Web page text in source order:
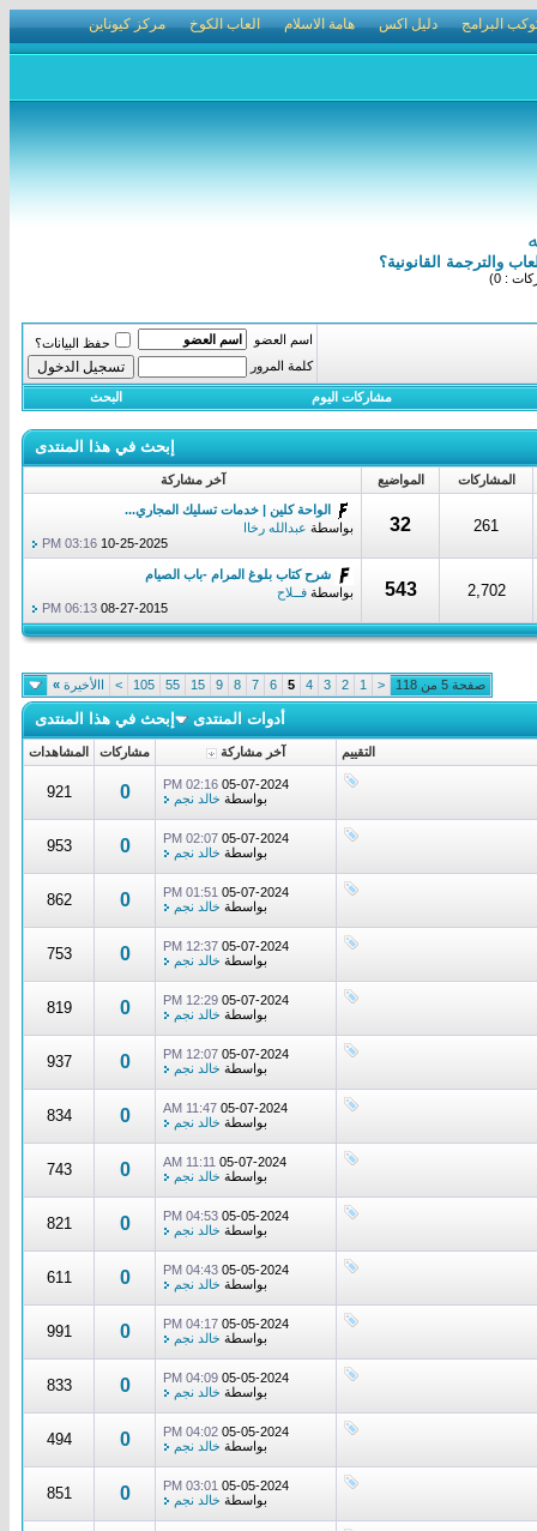
البرامج دليل اكس هامة الاسلام العاب الكوخ مركز كيوناين
والترجمة القانونية؟
: 0)
اسم العضو
حفظ البيانات؟
كلمة المرور
مشاركات اليوم البحث
إبحث في هذا المنتدى
المشاركات المواضيع آخر مشاركة
261
32
الواحة كلين | خدمات تسليك المجاري...
بواسطة عبدالله رخاا
10-25-2025
03:16 PM
2,702
543
شرح كتاب بلوغ المرام -باب الصيام
بواسطة فــلاح
08-27-2015
06:13 PM
صفحة 5 من 118 <
1
2
3
4
5
6
7
8
9
15
55
105
> االأخيرة »
أدوات المنتدى إبحث في هذا المنتدى
التقييم آخر مشاركة مشاركات المشاهدات
05-07-2024
02:16 PM
بواسطة خالد نجم 0
921
05-07-2024
02:07 PM
بواسطة خالد نجم 0
953
05-07-2024
01:51 PM
بواسطة خالد نجم 0
862
05-07-2024
12:37 PM
بواسطة خالد نجم 0
753
05-07-2024
12:29 PM
بواسطة خالد نجم 0
819
05-07-2024
12:07 PM
بواسطة خالد نجم 0
937
05-07-2024
11:47 AM
بواسطة خالد نجم 0
834
05-07-2024
11:11 AM
بواسطة خالد نجم 0
743
05-05-2024
04:53 PM
بواسطة خالد نجم 0
821
05-05-2024
04:43 PM
بواسطة خالد نجم 0
611
05-05-2024
04:17 PM
بواسطة خالد نجم 0
991
05-05-2024
04:09 PM
بواسطة خالد نجم 0
833
05-05-2024
04:02 PM
بواسطة خالد نجم 0
494
05-05-2024
03:01 PM
بواسطة خالد نجم 0
851